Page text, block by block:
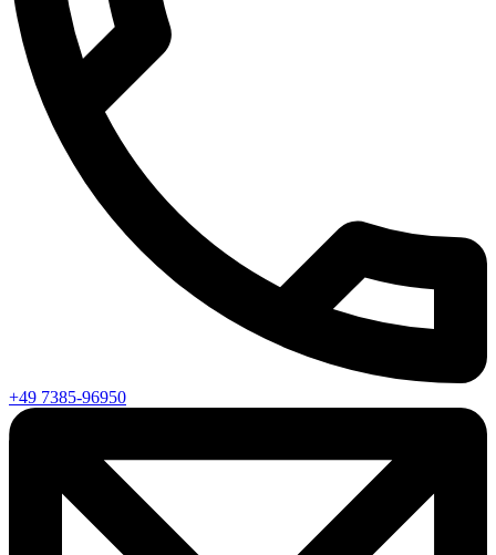
+49 7385-96950